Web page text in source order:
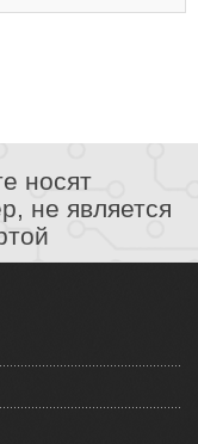
носят
не является